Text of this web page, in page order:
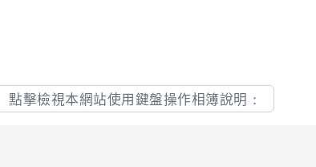
點擊檢視本網站使用鍵盤操作相簿說明：